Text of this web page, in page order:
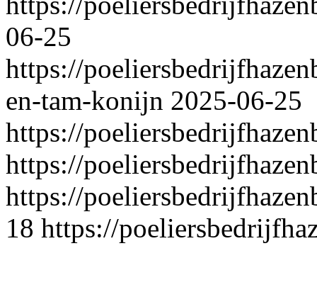
06-25
https://
en-tam-konijn 2025-06-25
https://
https://
https://
18 https://